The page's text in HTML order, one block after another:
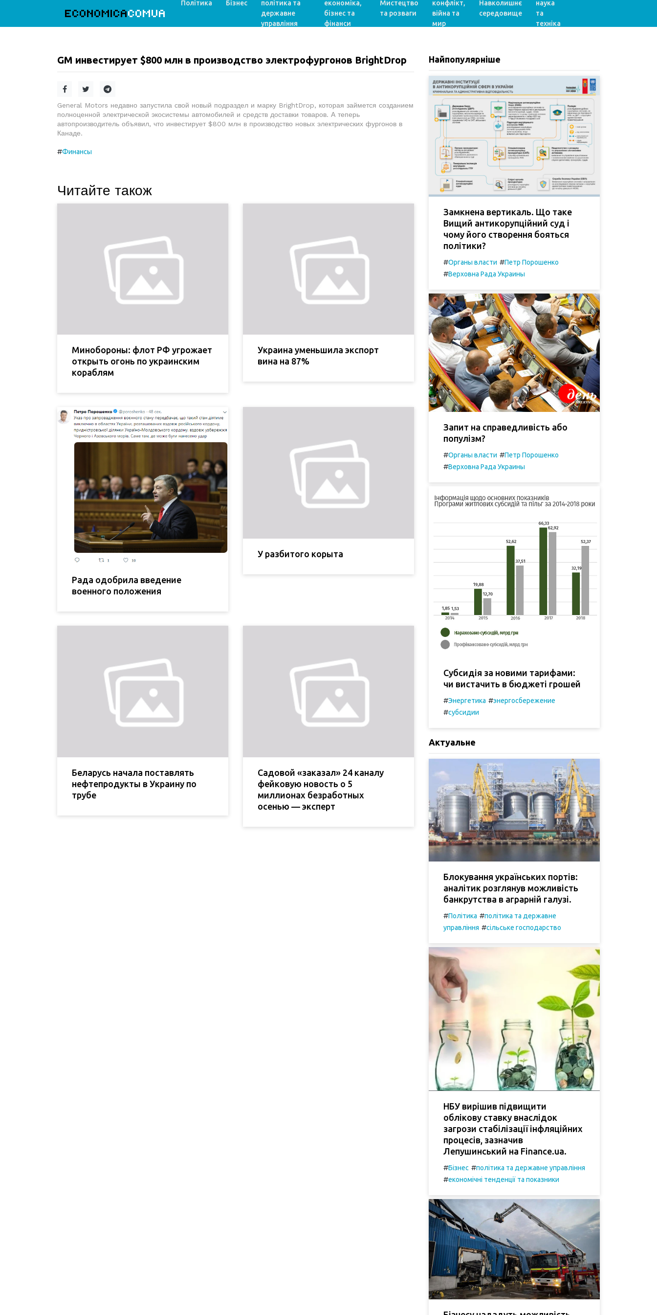
ECONOMICACOMUA
Політика Бізнес
політика та
державне
управління
економіка,
бізнес та
фінанси
Мистецтво
та розваги
конфлікт,
війна та
мир
Навколишнє
середовище
наука
та
техніка
GM инвестирует $800 млн в производство электрофургонов BrightDrop
General Motors недавно запустила свой новый подраздел и марку BrightDrop, которая займется созданием
полноценной электрической экосистемы автомобилей и средств доставки товаров. А теперь
автопроизводитель объявил, что инвестирует $800 млн в производство новых электрических фургонов в
Канаде.
#Финансы
Читайте також
Минобороны: флот РФ угрожает
открыть огонь по украинским
кораблям
Украина уменьшила экспорт
вина на 87%
Рада одобрила введение
военного положения
У разбитого корыта
Беларусь начала поставлять
нефтепродукты в Украину по
трубе
Садовой «заказал» 24 каналу
фейковую новость о 5
миллионах безработных
осенью — эксперт
Найпопулярніше
Замкнена вертикаль. Що таке
Вищий антикорупційний суд і
чому його створення бояться
політики?
#Органы власти #Петр Порошенко
#Верховна Рада Украины
Запит на справедливість або
популізм?
#Органы власти #Петр Порошенко
#Верховна Рада Украины
Субсидія за новими тарифами:
чи вистачить в бюджеті грошей
#Энергетика #энергосбережение
#субсидии
Актуальне
Блокування українських портів:
аналітик розглянув можливість
банкрутства в аграрній галузі.
#Політика #політика та державне
управління #сільське господарство
НБУ вирішив підвищити
облікову ставку внаслідок
загрози стабілізації інфляційних
процесів, зазначив
Лепушинський на Finance.ua.
#Бізнес #політика та державне управління
#економічні тенденції та показники